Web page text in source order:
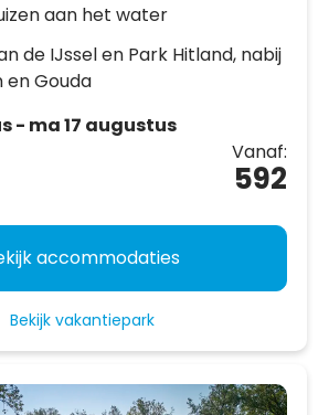
aan het water
de IJssel en Park Hitland, nabij
Gouda
- ma 17 augustus
Vanaf:
592
accommodaties
Bekijk vakantiepark